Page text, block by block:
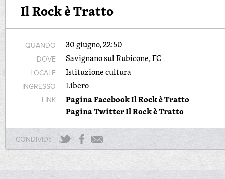
Il Rock è Tratto
QUANDO 30 giugno, 22:50
DOVE Savignano sul Rubicone, FC
LOCALE Istituzione cultura
INGRESSO Libero
LINK
Pagina Facebook Il Rock è Tratto
Pagina Twitter Il Rock è Tratto
CONDIVIDI: